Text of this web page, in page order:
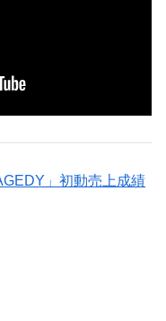
」初動売上成績